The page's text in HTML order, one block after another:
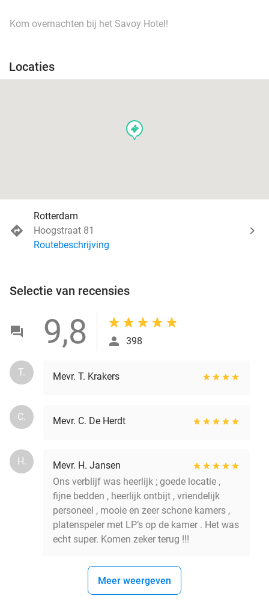
Kom overnachten bij het Savoy Hotel!
Locaties
events
Rotterdam
Hoogstraat 81
Routebeschrijving
Selectie van recensies
9,8 398
T. Mevr. T. Krakers
C. Mevr. C. De Herdt
H.
Mevr. H. Jansen
Ons verblijf was heerlijk ; goede locatie ,
fijne bedden , heerlijk ontbijt , vriendelijk
personeel , mooie en zeer schone kamers ,
platenspeler met LP’s op de kamer . Het was
echt super. Komen zeker terug !!!
Meer weergeven